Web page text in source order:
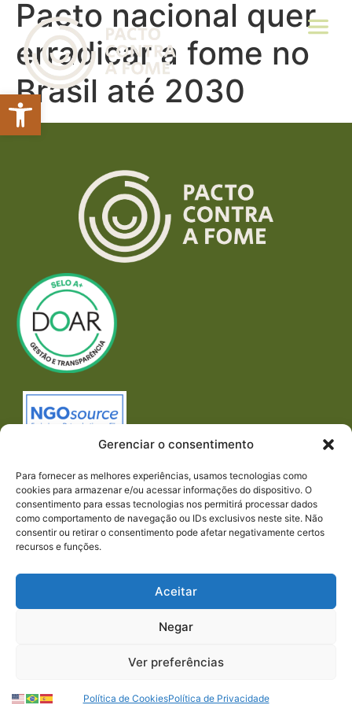
Abrir a barra de ferramentas
Gerenciar o consentimento
Para fornecer as melhores experiências, usamos tecnologias como
cookies para armazenar e/ou acessar informações do dispositivo. O
consentimento para essas tecnologias nos permitirá processar dados
como comportamento de navegação ou IDs exclusivos neste site. Não
consentir ou retirar o consentimento pode afetar negativamente certos
recursos e funções.
Aceitar
Negar
Ver preferências
Política de CookiesPolítica de Privacidade
Pacto nacional quer
erradicar a fome no
Brasil até 2030
REDES SOCIAIS
DIREITOS RESERVADOS.